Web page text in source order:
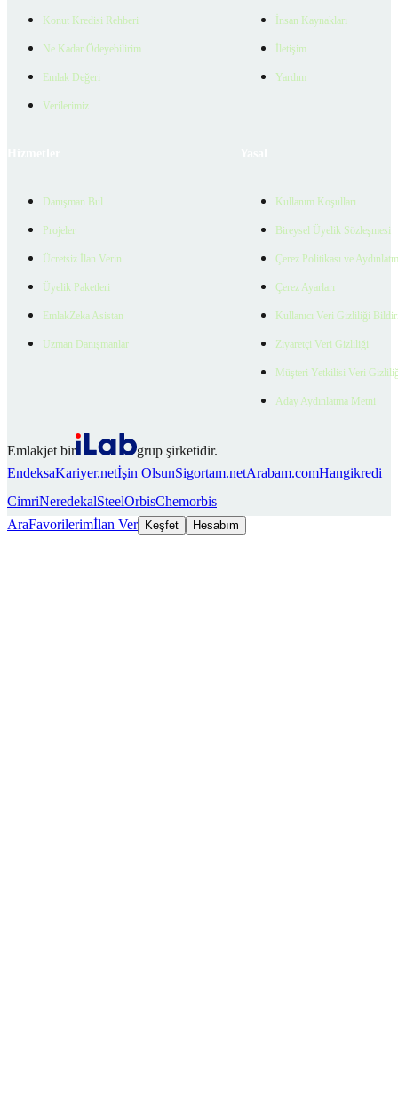
Konut Kredisi Rehberi
Ne Kadar Ödeyebilirim
Emlak Değeri
Verilerimiz
İnsan Kaynakları
İletişim
Yardım
Danışman Bul
Projeler
Ücretsiz İlan Verin
Üyelik Paketleri
EmlakZeka Asistan
Uzman Danışmanlar
Kullanım Koşulları
Bireysel Üyelik Sözleşmesi
Çerez Politikası ve
Çerez Ayarları
Kullanıcı Veri Gizliliği
Ziyaretçi Veri Gizliliği
Müşteri Yetkilisi Veri
Aday Aydınlatma Metni
Emlakjet bir
grup şirketidir.
EndeksaKariyer.netİşin OlsunSigortam.netArabam.comHangikredi
CimriNeredekalSteelOrbisChemorbis
AraFavorilerimİlan Ver Keşfet Hesabım